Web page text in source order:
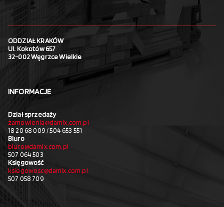
ODDZIAŁ KRAKÓW
Ul. Kokotów 657
32-002 Węgrzce Wielkie
INFORMACJE
Dział sprzedaży
zamowienia@damix.com.pl
18 20 68 009 / 504 653 551
Biuro
biuro@damix.com.pl
507 064 503
Księgowość
ksiegowosc@damix.com.pl
507 058 709